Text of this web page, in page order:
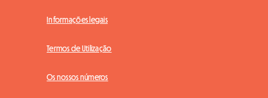
Informações legais
Termos de Utilização
Os nossos números